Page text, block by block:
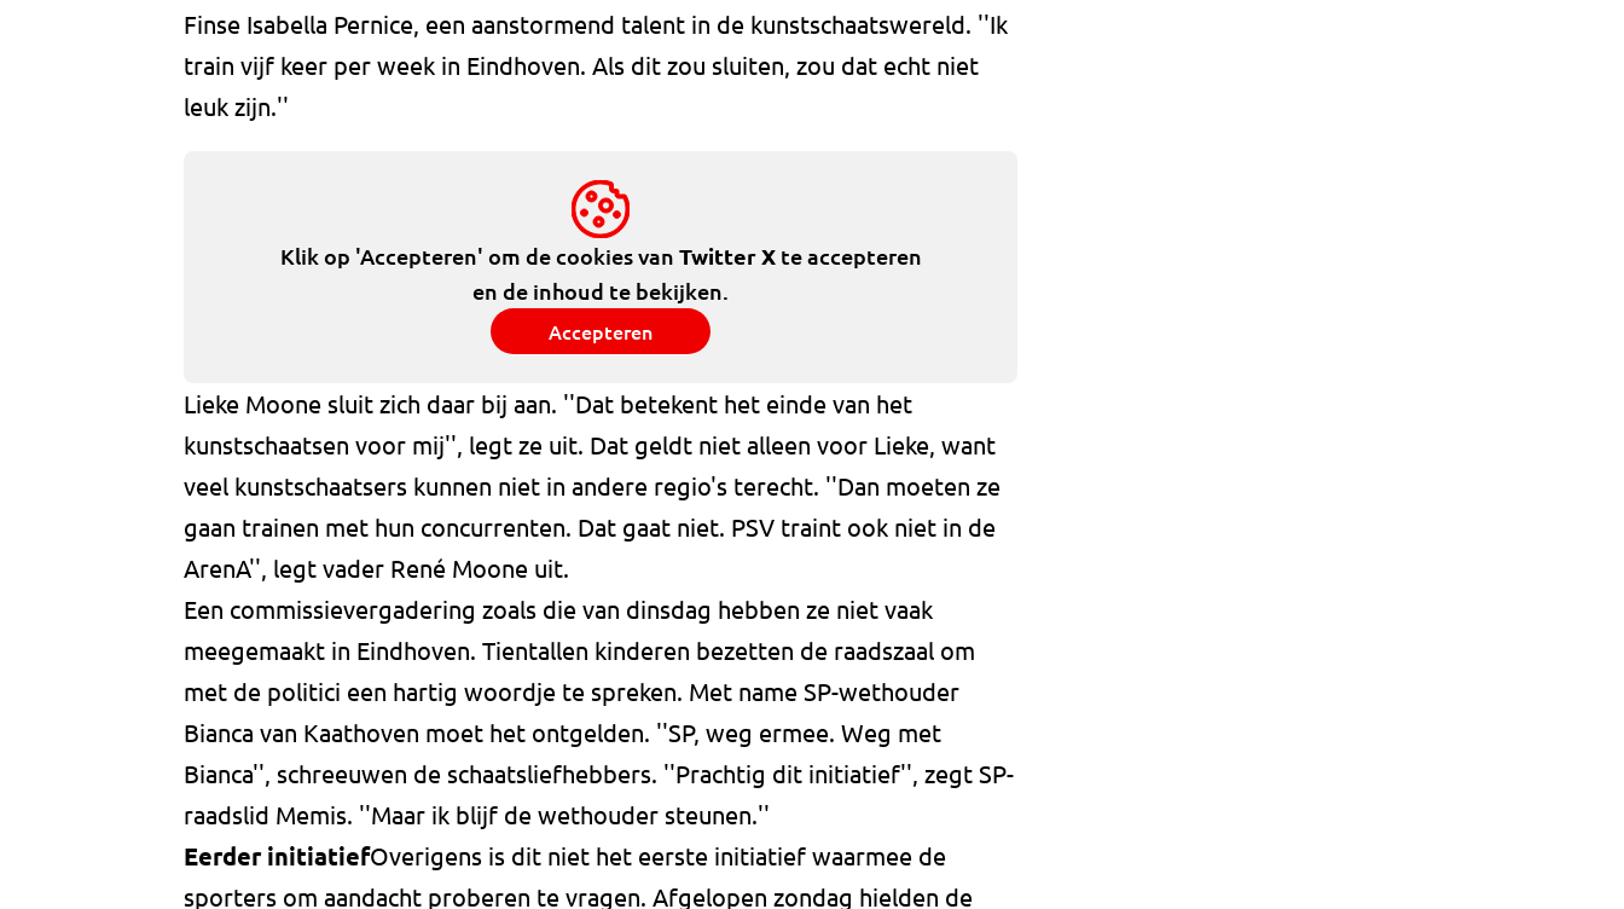
Finse Isabella Pernice, een aanstormend talent in de kunstschaatswereld. ''Ik
train vijf keer per week in Eindhoven. Als dit zou sluiten, zou dat echt niet
leuk zijn.''
Klik op 'Accepteren' om de cookies van Twitter Xte accepteren
en de inhoud te bekijken.
Accepteren
Lieke Moone sluit zich daar bij aan. ''Dat betekent het einde van het
kunstschaatsen voor mij'', legt ze uit. Dat geldt niet alleen voor Lieke, want
veel kunstschaatsers kunnen niet in andere regio's terecht. ''Dan moeten ze
gaan trainen met hun concurrenten. Dat gaat niet. PSV traint ook niet in de
ArenA'', legt vader René Moone uit.
Een commissievergadering zoals die van dinsdag hebben ze niet vaak
meegemaakt in Eindhoven. Tientallen kinderen bezetten de raadszaal om
met de politici een hartig woordje te spreken. Met name SP-wethouder
Bianca van Kaathoven moet het ontgelden. ''SP, weg ermee. Weg met
Bianca'', schreeuwen de schaatsliefhebbers. ''Prachtig dit initiatief'', zegt SP-
raadslid Memis. ''Maar ik blijf de wethouder steunen.''
Eerder initiatiefOverigens is dit niet het eerste initiatief waarmee de
sporters om aandacht proberen te vragen. Afgelopen zondag hielden de